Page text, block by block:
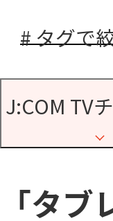
# タグで
J:COM TV
「タ